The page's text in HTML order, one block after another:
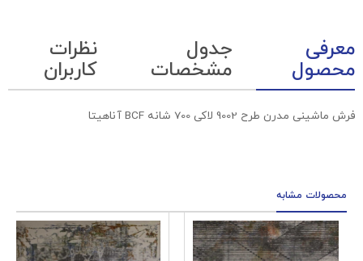
معرفی
محصول
جدول
مشخصات
نظرات
کاربران
فرش ماشینی مدرن طرح 9002 لاکی 700 شانه BCF آناهیتا
محصولات مشابه